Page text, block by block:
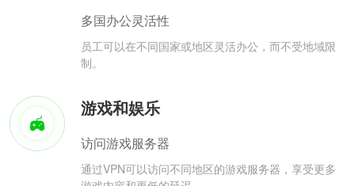
多国办公灵活性
员工可以在不同国家或地区灵活办公，而不受地域限
制。
游戏和娱乐
访问游戏服务器
通过VPN可以访问不同地区的游戏服务器，享受更多